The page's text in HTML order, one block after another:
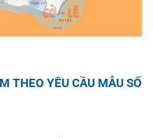
THEO YÊU CẦU MẪU SỐ